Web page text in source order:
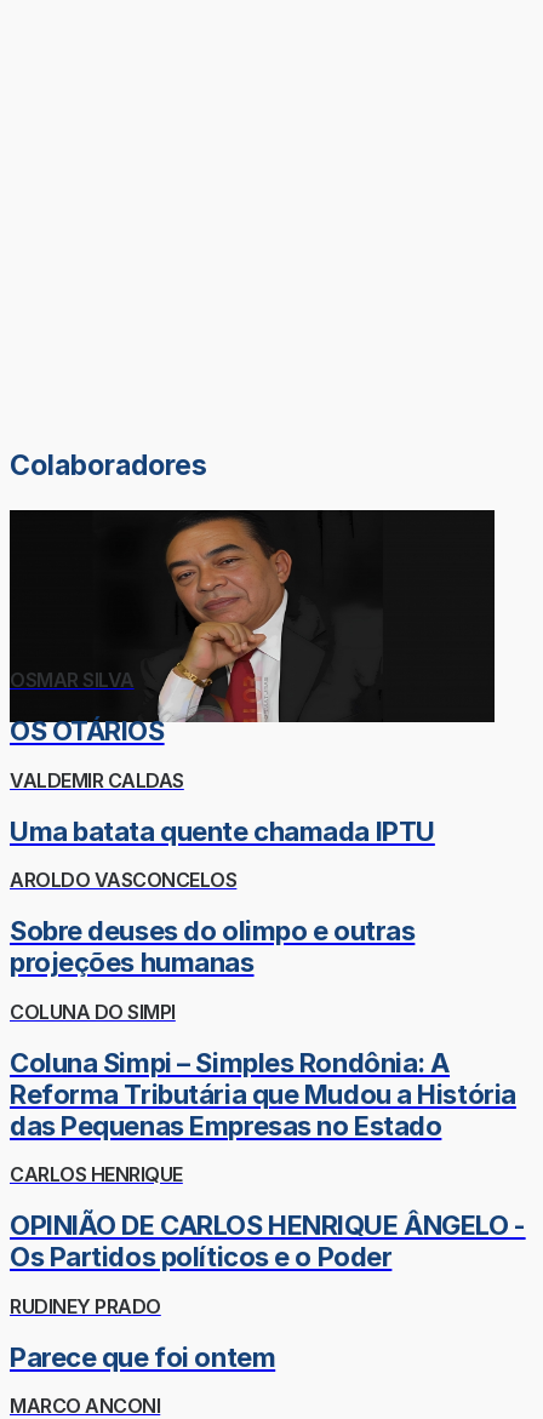
Colaboradores
OSMAR SILVA
OS OTÁRIOS
VALDEMIR CALDAS
Uma batata quente chamada IPTU
AROLDO VASCONCELOS
Sobre deuses do olimpo e outras
projeções humanas
COLUNA DO SIMPI
Coluna Simpi – Simples Rondônia: A
Reforma Tributária que Mudou a História
das Pequenas Empresas no Estado
CARLOS HENRIQUE
OPINIÃO DE CARLOS HENRIQUE ÂNGELO -
Os Partidos políticos e o Poder
RUDINEY PRADO
Parece que foi ontem
MARCO ANCONI